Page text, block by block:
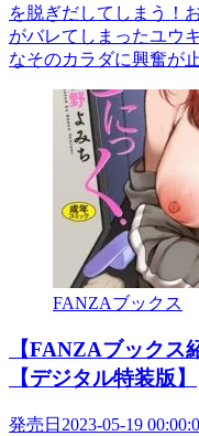
を脱ぎだしてしまう！
がバレてしまったユウ
なそのカラダに興奮が
FANZAブックス
【FANZAブックス
【デジタル特装版】
発売日2023-05-19